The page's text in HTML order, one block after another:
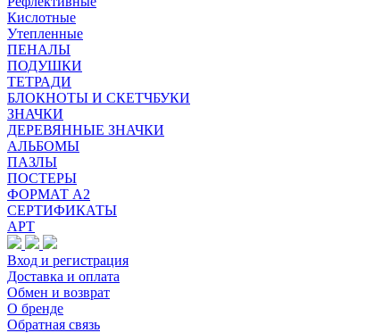
Кислотные
Утепленные
ПЕНАЛЫ
ПОДУШКИ
ТЕТРАДИ
БЛОКНОТЫ И СКЕТЧБУКИ
ЗНАЧКИ
ДЕРЕВЯННЫЕ ЗНАЧКИ
АЛЬБОМЫ
ПАЗЛЫ
ПОСТЕРЫ
ФОРМАТ А2
СЕРТИФИКАТЫ
АРТ
Вход и регистрация
Доставка и оплата
Обмен и возврат
О бренде
Обратная связь